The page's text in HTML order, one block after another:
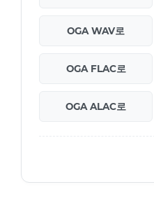
OGA WAV로
OGA FLAC로
OGA ALAC로